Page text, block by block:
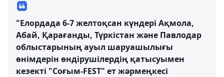
"Елордада 6-7 желтоқсан күндері Ақмола,
Абай, Қарағанды, Түркістан және Павлодар
облыстарының ауыл шаруашылығы
өнімдерін өндірушілердің қатысуымен
кезекті "Соғым-FEST" ет жәрмеңкесі